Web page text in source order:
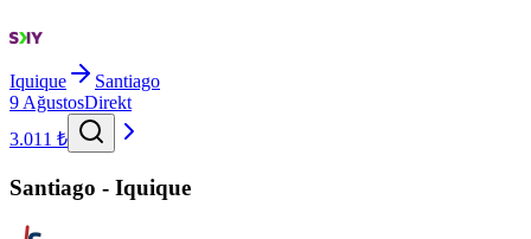
Iquique
Santiago
9 AğustosDirekt
3.011 ₺
Santiago - Iquique